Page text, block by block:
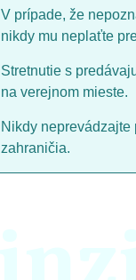
V prípade, že
nikdy mu neplaťte
Stretnutie s
na verejnom mieste.
Nikdy neprevádzajte
zahraničia.